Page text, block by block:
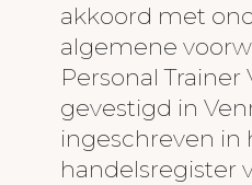
Voor wie?
Trainingstijden
Tarieven
Video's
akkoord met
algemene
Personal Trainer
gevestigd in
ingeschreven in
handelsregister